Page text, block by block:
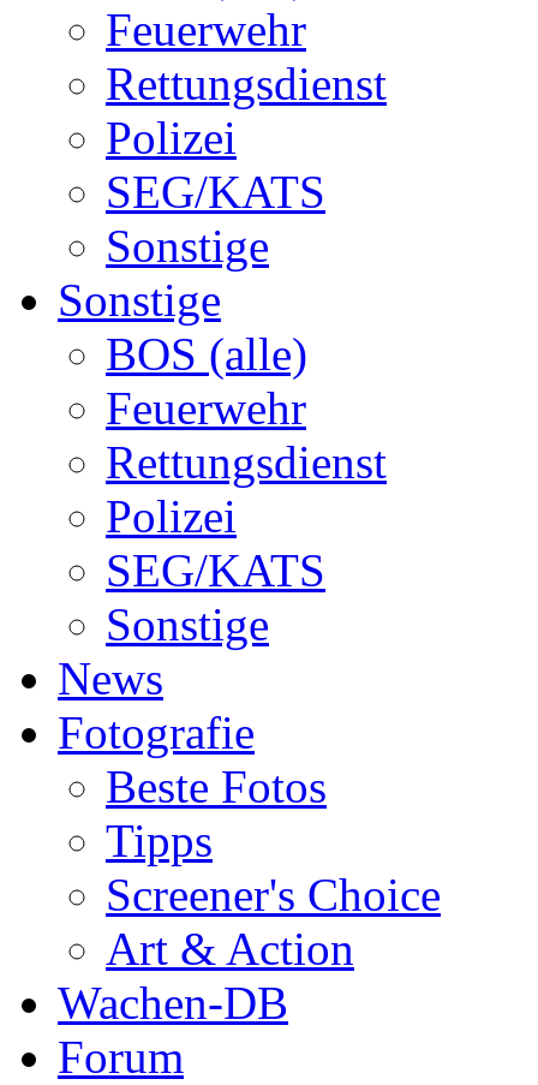
Feuerwehr
Rettungsdienst
Polizei
SEG/KATS
Sonstige
Sonstige
BOS (alle)
Feuerwehr
Rettungsdienst
Polizei
SEG/KATS
Sonstige
News
Fotografie
Beste Fotos
Tipps
Screener's Choice
Art & Action
Wachen-DB
Forum